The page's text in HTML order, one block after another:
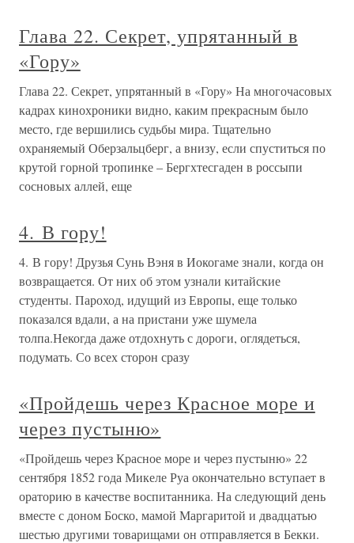
Глава 22. Секрет, упрятанный в
«Гору»
Глава 22. Секрет, упрятанный в «Гору» На многочасовых
кадрах кинохроники видно, каким прекрасным было
место, где вершились судьбы мира. Тщательно
охраняемый Оберзальцберг, а внизу, если спуститься по
крутой горной тропинке – Бергхтесгаден в россыпи
сосновых аллей, еще
4. В гору!
4. В гору! Друзья Сунь Вэня в Иокогаме знали, когда он
возвращается. От них об этом узнали китайские
студенты. Пароход, идущий из Европы, еще только
показался вдали, а на пристани уже шумела
толпа.Некогда даже отдохнуть с дороги, оглядеться,
подумать. Со всех сторон сразу
«Пройдешь через Красное море и
через пустыню»
«Пройдешь через Красное море и через пустыню» 22
сентября 1852 года Микеле Руа окончательно вступает в
ораторию в качестве воспитанника. На следующий день
вместе с доном Боско, мамой Маргаритой и двадцатью
шестью другими товарищами он отправляется в Бекки.